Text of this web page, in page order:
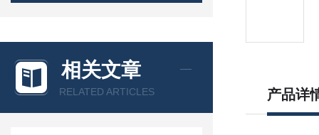
相关文章
RELATED ARTICLES 产品详